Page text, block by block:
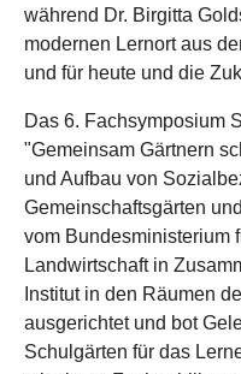
während Dr. Birgitta
modernen Lernort aus
und für heute und die
Das 6. Fachsymposium
"Gemeinsam Gärtnern
und Aufbau von
Gemeinschaftsgärten
vom Bundesministerium
Landwirtschaft in
Institut in den Räumen
ausgerichtet und bot
Schulgärten für das